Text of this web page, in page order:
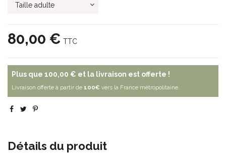
80,00 € TTC
Plus que 100,00 € et la livraison est offerte !
Livraison offerte à partir de 100€ vers la France métropolitaine.
Détails du produit